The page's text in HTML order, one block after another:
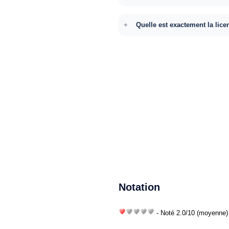
Quelle est exactement la
Notation
- Noté 2.0/10